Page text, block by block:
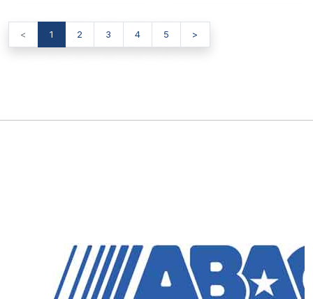
< 1 2 3 4 5 >